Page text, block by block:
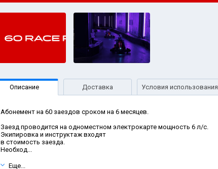
Описание Доставка Условия использования
Абонемент на 60 заездов сроком на 6 месяцев.
Заезд проводится на одноместном электрокарте мощность 6 л/с.
Экипировка и инструктаж входят
в стоимость заезда.
Необход...
Еще...